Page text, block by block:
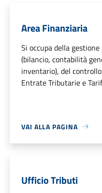
Area Finanziaria
Si occupa della
(bilancio, contabilità
inventario), del
Entrate Tributarie e
VAI ALLA PAGINA
Ufficio Tributi